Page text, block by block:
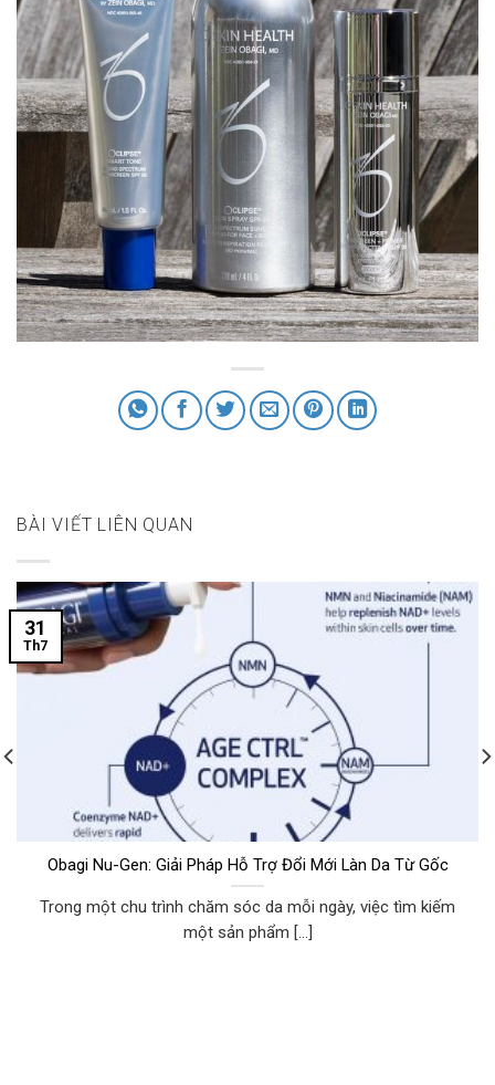
BÀI VIẾT LIÊN QUAN
Obagi Nu-Gen: Giải Pháp Hỗ Trợ Đổi Mới Làn Da Từ Gốc
Trong một chu trình chăm sóc da mỗi ngày, việc tìm kiếm
một sản phẩm [...]
31
Th7